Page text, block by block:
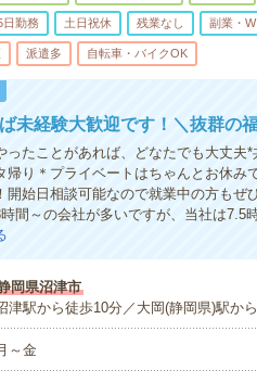
日勤務 土日祝休 残業なし 副業・
派遣多 自転車・バイクOK
未経験大歓迎です！＼抜群の
ったことがあれば、どなたでも大丈
帰り＊プライベートはちゃんとお休
開始日相談可能なので就業中の方も
間～の会社が多いですが、当社は7.5
岡県沼津市
津駅から徒歩10分／大岡(静岡県)駅か
～金